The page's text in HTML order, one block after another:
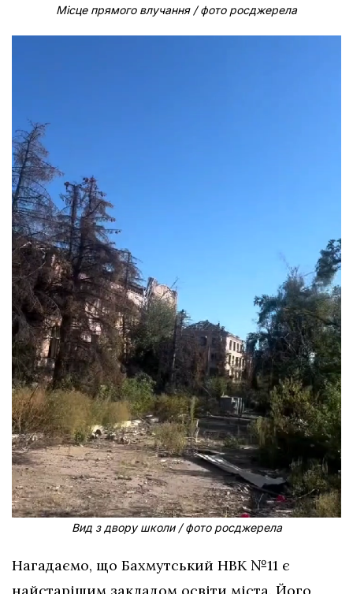
Місце прямого влучання / фото росджерела
Вид з двору школи / фото росджерела
Нагадаємо, що Бахмутський НВК №11 є